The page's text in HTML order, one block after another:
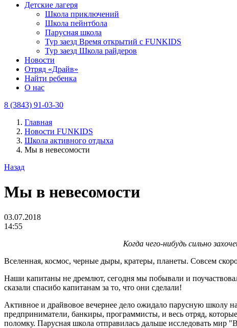
Детские лагеря
Школа приключений
Школа пейнтбола
Парусная школа
Тур заезд Время открытий с FUNKIDS
Тур заезд Школа райдеров
Новости
Отряд «Драйв»
Найти ребенка
О нас
8 (3843) 91-03-30
Главная
Новости FUNKIDS
Школа активного отдыха
Мы в невесомости
Назад
Мы в невесомости
03.07.2018
14:55
Когда чего-нибудь сильно
Вселенная, космос, черные дыры, кратеры, планеты. Совсем
Наши капитаны не дремлют, сегодня мы побывали и
сказали спасибо капитанам за то, что они сделали!
Активное и драйвовое вечернее дело ожидало парусную школу
предприниматели, банкиры, программисты, и весь отряд,
поломку. Парусная школа отправилась дальше исследовать мир